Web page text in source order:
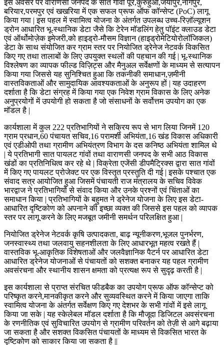
इस अवसर पर वाराणसी जनपद के सात गांवों पूरे,कुरुहुआ,जयापुर,नागेपुर,
बरियार,परमपुर एवं खखरिया में एक सफल प्रूफ ऑफ कॉन्सेप्ट (PoC) लागू
किया गया | इस पहल में स्वामित्व योजना के अंतर्गत उपलब्ध उच्च-रिज़ॉल्यूशन
ड्रोन आधारित भू-स्थानिक डेटा जैसे कि टेरेन मॉडलिंग हेतु पॉइंट क्लाउड डेटा
एवं ऑर्थोमोज़ेक इमेजरी,को हाइड्रो-मौसम विज्ञान (हाइड्रोमेटियोरोलॉजिकल)
डेटा के साथ संयोजित कर ग्राम स्तर पर नियोजित ड्रेनेज नेटवर्क विकसित
किए गए तथा तालाबों के लिए उपयुक्त स्थलों की पहचान की गई | भू-स्थानिक
विश्लेषण का व्यापक फील्ड विज़िट्स और मैनुअल सर्वेक्षणों के माध्यम से सत्यापन
किया गया जिससे यह सुनिश्चित हुआ कि तकनीकी समाधान,ज़मीनी
वास्तविकताओं और सामुदायिक आवश्यकताओं के अनुरूप हों | यह उदाहरण
दर्शाता है कि डेटा संग्रह में किया गया एक निवेश ग्राम विकास के लिए अनेक
अनुप्रयोगों में उपयोगी हो सकता है जो संसाधनों के सर्वोत्तम उपयोग का एक
मॉडल है |
कार्यशाला में कुल 222 प्रतिभागियों ने सक्रिय रूप से भाग लिया जिनमें 120
ग्राम प्रधान,60 पंचायत सचिव,16 परामर्शी अभियंता,16 खंड विकास अधिकारी
एवं एडीओपी तथा ग्रामीण अभियंत्रण विभाग के दस कनिष्ठ अभियंता शामिल थे
| ये प्रतिभागी सात पायलट गांवों तथा वाराणसी जनपद के सभी आठ विकास
खंडों का प्रतिनिधित्व कर रहे थे | विक्रेता एजेंसी डीपमैट्रिक्स द्वारा सात गांवों
में किए गए पायलट प्रोजेक्ट पर एक विस्तृत प्रस्तुति दी गई | इसके पश्चात एक
संवाद सत्र आयोजित हुआ जिसमें पंचायती राज मंत्रालय के सचिव विवेक
भारद्वाज ने प्रतिभागियों से संवाद किया और उनके प्रश्नों एवं चिंताओं का
समाधान किया | प्रतिभागियों के बहुमत ने ड्रेनेज योजना के लिए इस डेटा-
आधारित दृष्टिकोण को अपनाने की इच्छा व्यक्त की जिससे इस पहल को व्यापक
स्तर पर लागू करने के लिए मजबूत जमीनी समर्थन परिलक्षित हुआ |
नियोजित ड्रेनेज नेटवर्क कृषि उत्पादकता, बाढ़ न्यूनीकरण,भूजल पुनर्भरण,
जनस्वास्थ्य तथा जलवायु सहनशीलता के लिए आधारभूत महत्व रखते हैं |
वास्तविक भू-आकृतिक विशेषताओं और जलवैज्ञानिक पैटर्न पर आधारित डेटा
आधारित ड्रेनेज योजनाओं से पंचायतों को सशक्त बनाकर यह पहल ग्रामीण
अवसंरचना और स्थानीय शासन क्षमता को प्रत्यक्ष रूप से सुदृढ़ करती है |
इस कार्यशाला से प्राप्त संरचित फीडबैक का उपयोग प्रूफ ऑफ कॉन्सेप्ट को
परिष्कृत करने,मानकीकृत करने और सुव्यवस्थित करने में किया जाएगा ताकि
स्वामित्व योजना के अंतर्गत सर्वेक्षण किए गए देशभर के सभी गांवों में इसे लागू
किया जा सके | यह स्केलेबल मॉडल दर्शाता है कि मौजूदा डिजिटल अवसंरचना
के रणनीतिक एवं सुविचारित उपयोग से ग्रामीण परिवर्तन को तेज़ी से आगे बढ़ाया
जा सकता है और सशक्त विकसित पंचायतों के माध्यम से विकसित भारत के
दृष्टिकोण को साकार किया जा सकता है ||